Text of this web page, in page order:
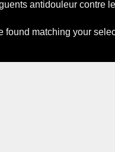
antidouleur contre
found matching your